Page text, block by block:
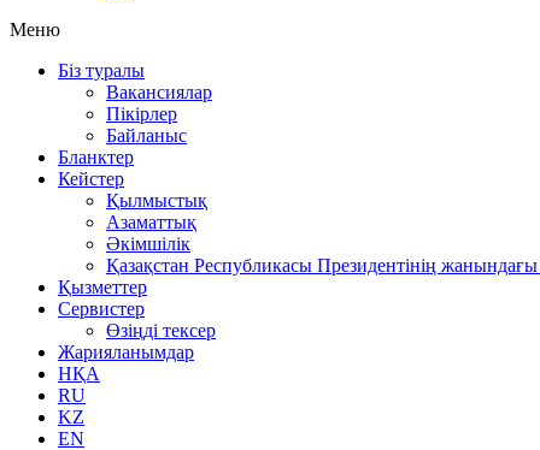
Меню
Біз туралы
Вакансиялар
Пікірлер
Байланыс
Бланктер
Кейстер
Қылмыстық
Азаматтық
Әкімшілік
Қазақстан Республикасы Президентінің
Қызметтер
Сервистер
Өзіңді тексер
Жарияланымдар
НҚА
RU
KZ
EN